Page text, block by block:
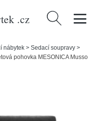
.cz Vyhledávání
nábytek > Sedací soupravy >
pohovka MESONICA Musso